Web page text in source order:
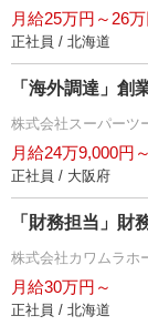
月給25万円～26
正社員 / 北海道
「海外調達」創
株式会社スーパーツ
月給24万9,000円～
正社員 / 大阪府
「財務担当」財
株式会社カワムラホ
月給30万円～
正社員 / 北海道